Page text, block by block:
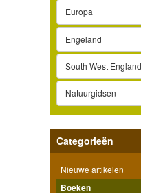
Europa
Engeland
South West England
Natuurgidsen
Categorieën
Nieuwe artikelen
Boeken